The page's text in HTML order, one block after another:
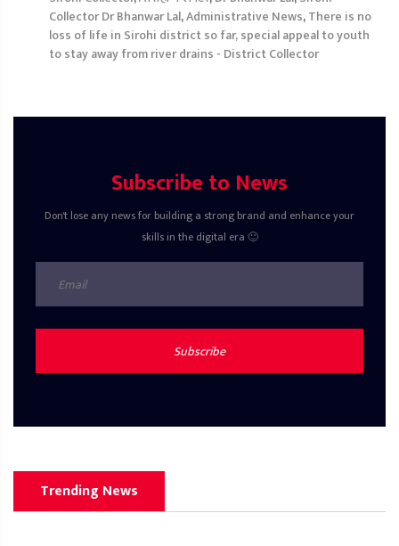
Collector Dr Bhanwar Lal,Administrative News,There is no
loss of life in Sirohi district so far, special appeal to youth
to stay away from river drains - District Collector
Subscribe to News
Don't lose any news for building a strong brand and enhance your
skills in the digital era 🙂
Subscribe
Trending News